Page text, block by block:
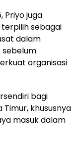
Priyo juga
sebagai
dalam
sebelum
organisasi
bagi
Timur, khususnya
masuk dalam